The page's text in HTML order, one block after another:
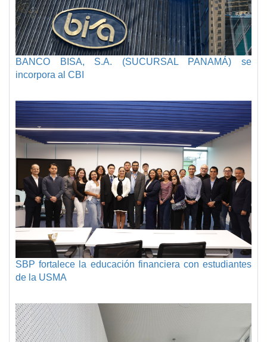
BANCO BISA, S.A. (SUCURSAL PANAMÁ) se
incorpora al CBI
SBP fortalece la educación financiera con estudiantes
de la USMA